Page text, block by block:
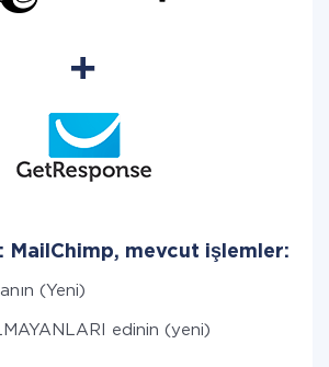
MailChimp, mevcut işlemler:
(Yeni)
edinin (yeni)